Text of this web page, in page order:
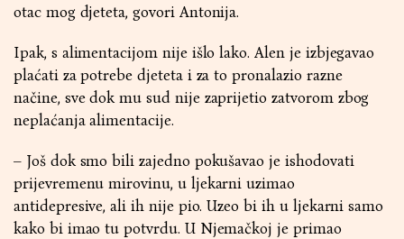
otac mog djeteta, govori Antonija.
Ipak, s alimentacijom nije išlo lako. Alen je izbjegavao
plaćati za potrebe djeteta i za to pronalazio razne
načine, sve dok mu sud nije zaprijetio zatvorom zbog
neplaćanja alimentacije.
– Još dok smo bili zajedno pokušavao je ishodovati
prijevremenu mirovinu, u ljekarni uzimao
antidepresive, ali ih nije pio. Uzeo bi ih u ljekarni samo
kako bi imao tu potvrdu. U Njemačkoj je primao